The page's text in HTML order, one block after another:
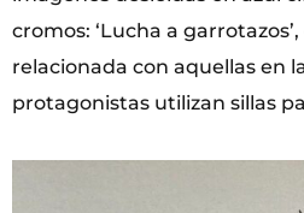
cromos: ‘Lucha a
relacionada con aquellas en
protagonistas utilizan sillas